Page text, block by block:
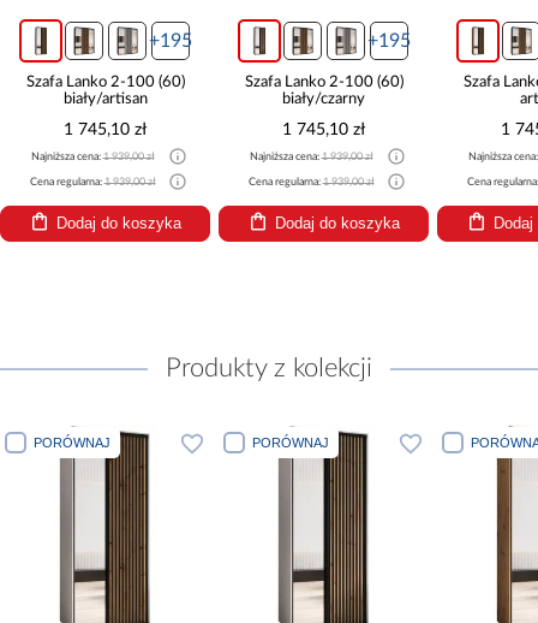
+195
Szafa Lanko 2-100 (60)
biały/czarny
1 745,10 zł
Najniższa cena:1 939,00 zł
Cena regularna:1 939,00 zł
Dodaj do koszyka
+195
Szafa Lanko 2-100 (60)
artisan
1 745,10 zł
Najniższa cena:1 939,00 zł
Cena regularna:1 939,00 zł
Dodaj do koszyka
Cena
Produkty z kolekcji
PORÓWNAJ PORÓWNAJ